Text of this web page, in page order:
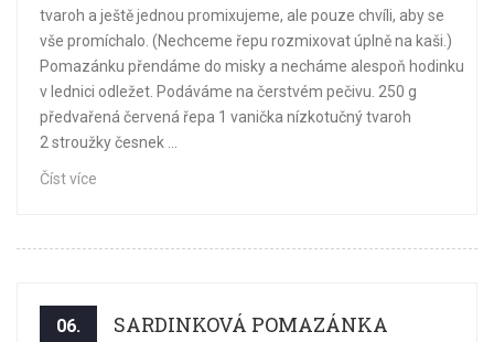
tvaroh a ještě jednou promixujeme, ale pouze chvíli, aby se
vše promíchalo. (Nechceme řepu rozmixovat úplně na kaši.)
Pomazánku přendáme do misky a necháme alespoň hodinku
v lednici odležet. Podáváme na čerstvém pečivu. 250 g
předvařená červená řepa 1 vanička nízkotučný tvaroh
2 stroužky česnek ...
Číst více
06. SARDINKOVÁ POMAZÁNKA